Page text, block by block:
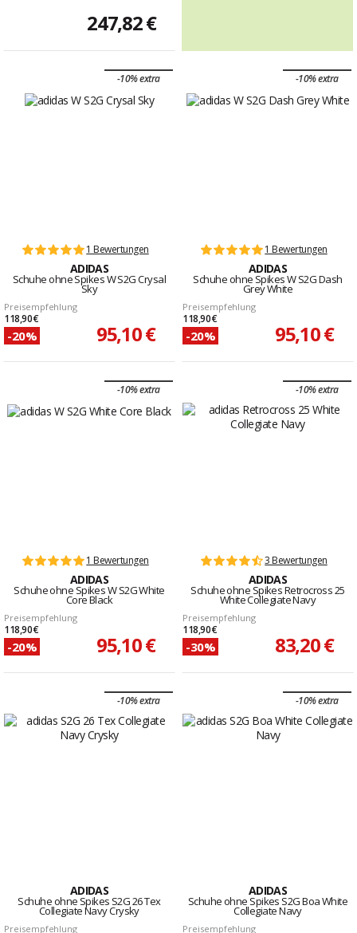
247,82 €
-10% extra
1 Bewertungen
ADIDAS
Schuhe ohne Spikes W S2G Crysal
Sky
Preisempfehlung
118,90 €
-20% 95,10 €
-10% extra
1 Bewertungen
ADIDAS
Schuhe ohne Spikes W S2G Dash
Grey White
Preisempfehlung
118,90 €
-20% 95,10 €
-10% extra
1 Bewertungen
ADIDAS
Schuhe ohne Spikes W S2G White
Core Black
Preisempfehlung
118,90 €
-20% 95,10 €
-10% extra
3 Bewertungen
ADIDAS
Schuhe ohne Spikes Retrocross 25
White Collegiate Navy
Preisempfehlung
118,90 €
-30% 83,20 €
-10% extra
ADIDAS
Schuhe ohne Spikes S2G 26 Tex
Collegiate Navy Crysky
Preisempfehlung
-10% extra
ADIDAS
Schuhe ohne Spikes S2G Boa White
Collegiate Navy
Preisempfehlung